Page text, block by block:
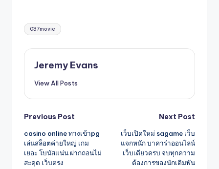
Tags:
037movie
Jeremy Evans
View All Posts
Post
navigation
Previous Post
casino online ทางเข้าpg
เล่นสล็อตค่ายใหญ่ เกม
เยอะ โบนัสแน่น ฝากถอนไม่
สะดุด เว็บตรง
Next Post
เว็บเปิดใหม่ sagame เว็บ
แจกหนัก บาคาร่าออนไลน์
เว็บเดียวครบ จบทุกความ
ต้องการของนักเดิมพัน